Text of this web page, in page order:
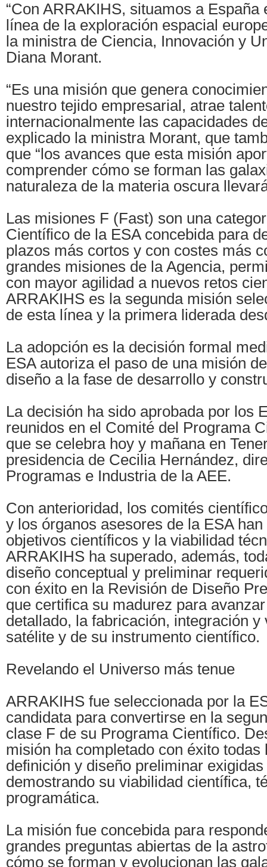
“Con ARRAKIHS, situamos a España
línea de la exploración espacial
la ministra de Ciencia, Innovación y
Diana Morant.
“Es una misión que genera
nuestro tejido empresarial, atrae
internacionalmente las capacidades
explicado la ministra Morant, que
que “los avances que esta misión
comprender cómo se forman las
naturaleza de la materia oscura
Las misiones F (Fast) son una
Científico de la ESA concebida para
plazos más cortos y con costes más
grandes misiones de la Agencia,
con mayor agilidad a nuevos retos
ARRAKIHS es la segunda misión
de esta línea y la primera liderada
La adopción es la decisión formal
ESA autoriza el paso de una misión
diseño a la fase de desarrollo y
La decisión ha sido aprobada por los
reunidos en el Comité del Programa
que se celebra hoy y mañana en
presidencia de Cecilia Hernández,
Programas e Industria de la AEE.
Con anterioridad, los comités
y los órganos asesores de la ESA
objetivos científicos y la viabilidad
ARRAKIHS ha superado, además,
diseño conceptual y preliminar
con éxito en la Revisión de Diseño
que certifica su madurez para
detallado, la fabricación, integración y
satélite y de su instrumento científico.
Revelando el Universo más tenue
ARRAKIHS fue seleccionada por la
candidata para convertirse en la
clase F de su Programa Científico.
misión ha completado con éxito todas
definición y diseño preliminar
demostrando su viabilidad científica,
programática.
La misión fue concebida para
grandes preguntas abiertas de la
cómo se forman y evolucionan las